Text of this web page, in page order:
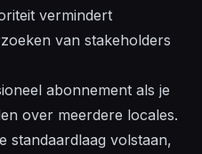
vermindert
van stakeholders
abonnement als je
over meerdere locales.
standaardlaag volstaan,